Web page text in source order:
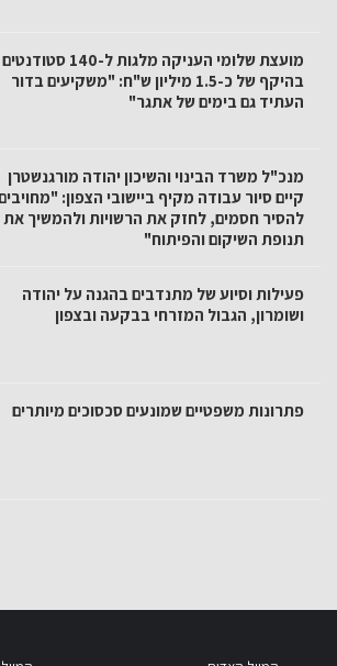
מועצת שלומי העניקה מלגות ל-140 סטודנטים
בהיקף של כ-1.5 מיליון ש"ח: "משקיעים בדור
העתיד גם בימים של אתגר"
מנכ"ל משרד הבינוי והשיכון יהודה מורגנשטרן
קיים סיור עבודה מקיף ביישובי הצפון:
להסיר חסמים, לחזק את הרשויות ולהמשיך את
תנופת השיקום והפיתוח"
פעילות וסיוע של מתנדבים בהגנה על יהודה
ושומרון, הגבול המזרחי בבקעה ובצפון
פתרונות משפטיים שמונעים סכסוכים מיותרים